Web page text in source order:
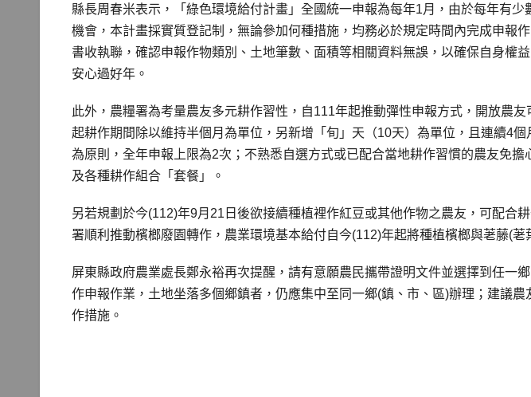
縣長周春米表示，「綠色環境給付計畫」全國統一申報為每年1月，由於每年有
機會，本計畫採實質登記制，無論參加何種措施，均務必於規定時間內完成申報
書收執聯，確認申報作物類別、土地筆數、面積等相關資料無誤，以確保自身權
安心過好年。
此外，農糧署為考量農友多元耕作習性，自111年起推動彈性申報方式，開放農
起耕作期間除以維持半個月為單位，另新增「旬」天（10天）為單位，且連續4
為原則，全年申報上限為2次；不熟悉自選方式或已配合當地耕作習慣的農友免擔
及各種耕作組合「套餐」。
另若規劃於今(112)年9月21日後欲接續種植裡作紅豆或其他作物之農友，可配合
署順利推動檳榔廢園轉作，農業環境基本給付自今(112)年起將種植檳榔與荖藤(荖
屏東縣政府農業處長鄭永裕再次提醒，請有意願農民攜帶證明文件並選擇到任一
作申報作業，土地坐落多個鄉鎮者，仍應集中至同一鄉(鎮、市、區)辦理；建議
作措施。